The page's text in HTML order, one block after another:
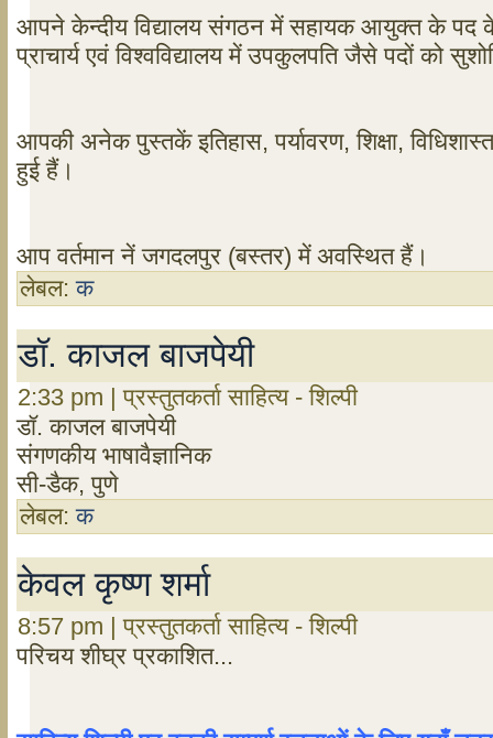
आपने केन्दीय विद्यालय संगठन में सहायक आयुक्त के पद के
प्राचार्य एवं विश्वविद्यालय में उपकुलपति जैसे पदों को
आपकी अनेक पुस्तकें इतिहास, पर्यावरण, शिक्षा,
हुई हैं।
आप वर्तमान नें जगदलपुर (बस्तर) में अवस्थित हैं।
लेबल:क
डॉ. काजल बाजपेयी
2:33 pm | प्रस्तुतकर्ता साहित्य - शिल्पी
डॉ. काजल बाजपेयी
संगणकीय भाषावैज्ञानिक
सी-डैक, पुणे
लेबल:क
केवल कृष्ण शर्मा
8:57 pm | प्रस्तुतकर्ता साहित्य - शिल्पी
परिचय शीघ्र प्रकाशित...